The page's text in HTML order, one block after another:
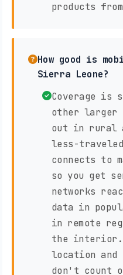
products
How good is
Sierra Leone?
Coverage is
other
out in rural
less-
connects to
so you get
networks
data in
in remote
the interior.
location and
don't count